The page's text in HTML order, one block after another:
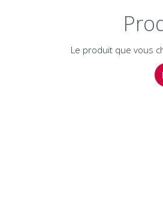
Le produit que vous